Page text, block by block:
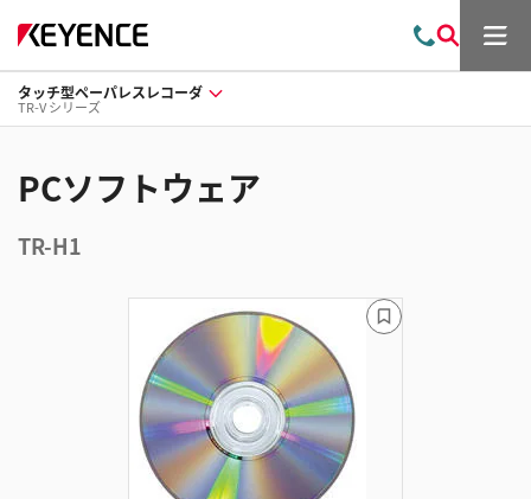
問
わ
索
メ
タッチ型ペーパレスレコーダ
TR-V シリーズ
PCソフトウェア
TR-H1
ブ
ッ